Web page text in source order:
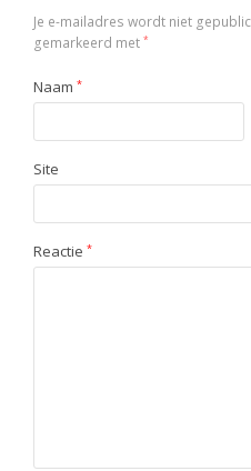
Je e-mailadres wordt niet
gemarkeerd met *
Naam *
Site
Reactie *